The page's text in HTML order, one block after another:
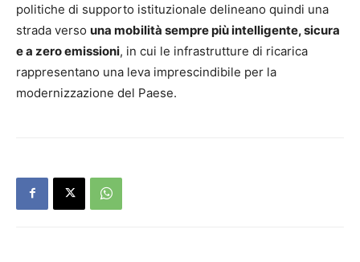
politiche di supporto istituzionale delineano quindi una
strada verso una mobilità sempre più intelligente, sicura
e a zero emissioni, in cui le infrastrutture di ricarica
rappresentano una leva imprescindibile per la
modernizzazione del Paese.